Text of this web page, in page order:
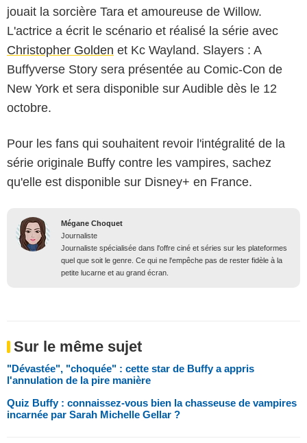
jouait la sorcière Tara et amoureuse de Willow.
L'actrice a écrit le scénario et réalisé la série avec
Christopher Golden et Kc Wayland. Slayers : A
Buffyverse Story sera présentée au Comic-Con de
New York et sera disponible sur Audible dès le 12
octobre.
Pour les fans qui souhaitent revoir l'intégralité de la
série originale Buffy contre les vampires, sachez
qu'elle est disponible sur Disney+ en France.
Mégane Choquet
Journaliste
Journaliste spécialisée dans l'offre ciné et séries sur les plateformes
quel que soit le genre. Ce qui ne l'empêche pas de rester fidèle à la
petite lucarne et au grand écran.
Sur le même sujet
"Dévastée", "choquée" : cette star de Buffy a appris
l'annulation de la pire manière
Quiz Buffy : connaissez-vous bien la chasseuse de vampires
incarnée par Sarah Michelle Gellar ?